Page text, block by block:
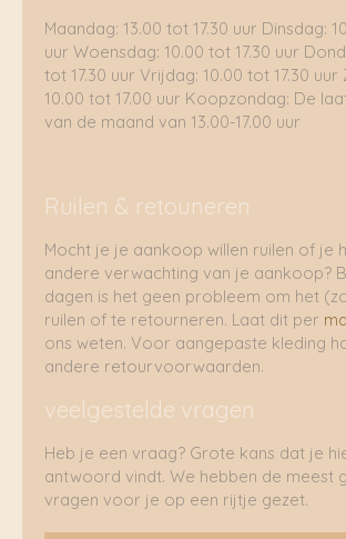
Maandag: 13.00 tot 17.30 uur Dinsdag:
uur Woensdag: 10.00 tot 17.30 uur
tot 17.30 uur Vrijdag: 10.00 tot 17.30
10.00 tot 17.00 uur Koopzondag: De
van de maand van 13.00-17.00 uur
Ruilen & retouneren
Mocht je je aankoop willen ruilen of je
andere verwachting van je aankoop?
dagen is het geen probleem om het
ruilen of te retourneren. Laat dit per
ons weten. Voor aangepaste kleding
andere retourvoorwaarden.
veelgestelde vragen
Heb je een vraag? Grote kans dat je
antwoord vindt. We hebben de meest
vragen voor je op een rijtje gezet.